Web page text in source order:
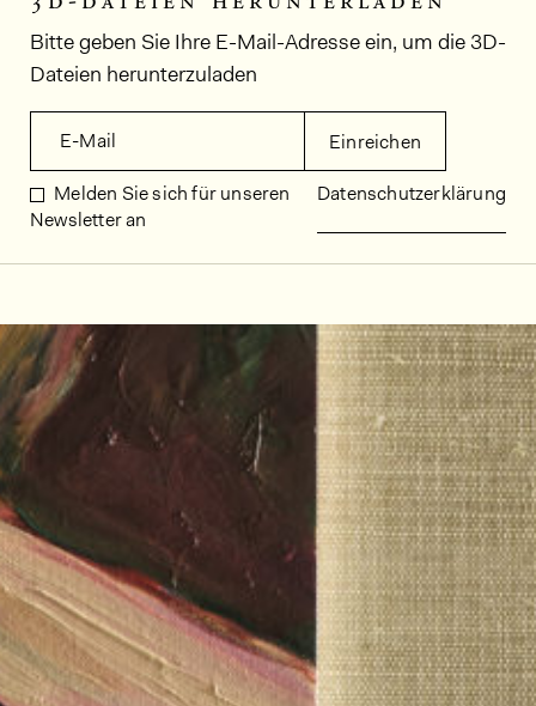
Bitte geben Sie Ihre E-Mail-Adresse ein, um die 3D-
Dateien herunterzuladen
E-Mail Einreichen
Melden Sie sich für unseren
Newsletter an
Datenschutzerklärung